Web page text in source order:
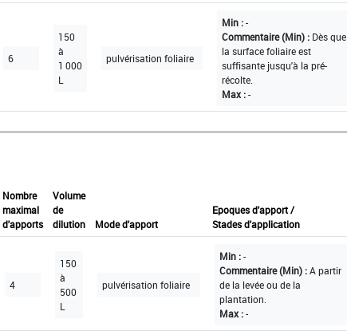
6
150
à
1 000
L
pulvérisation foliaire
Min :-
Commentaire (Min) : Dès que
la surface foliaire est
suffisante jusqu'à la pré-
récolte.
Max :-
Nombre
maximal
d'apports
Volume
de
dilution
Mode d'apport
Epoques d'apport /
Stades d'application
4
150
à
500
L
pulvérisation foliaire
Min :-
Commentaire (Min) :A partir
de la levée ou de la
plantation.
Max :-